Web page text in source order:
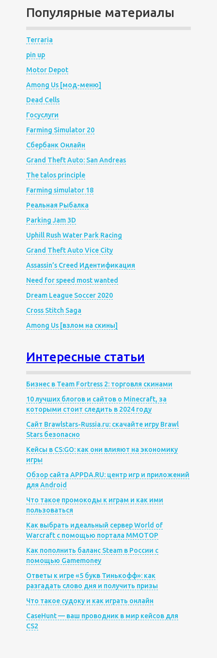
Популярные материалы
Terraria
pin up
Motor Depot
Among Us [мод-меню]
Dead Cells
Госуслуги
Farming Simulator 20
Сбербанк Онлайн
Grand Theft Auto: San Andreas
The talos principle
Farming simulator 18
Реальная Рыбалка
Parking Jam 3D
Uphill Rush Water Park Racing
Grand Theft Auto Vice City
Assassin’s Creed Идентификация
Need for speed most wanted
Dream League Soccer 2020
Cross Stitch Saga
Among Us [взлом на скины]
Интересные статьи
Бизнес в Team Fortress 2: торговля скинами
10 лучших блогов и сайтов о Minecraft, за
которыми стоит следить в 2024 году
Сайт Brawlstars-Russia.ru: скачайте игру Brawl
Stars безопасно
Кейсы в CS:GO: как они влияют на экономику
игры
Обзор сайта APPDA.RU: центр игр и приложений
для Android
Что такое промокоды к играм и как ими
пользоваться
Как выбрать идеальный сервер World of
Warcraft с помощью портала MMOTOP
Как пополнить баланс Steam в России с
помощью Gamemoney
Ответы к игре «5 букв Тинькофф»: как
разгадать слово дня и получить призы
Что такое судоку и как играть онлайн
CaseHunt — ваш проводник в мир кейсов для
CS2